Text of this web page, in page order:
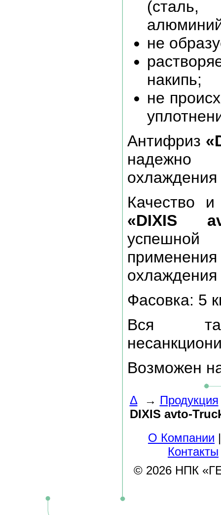
не
накипь;
не
Антифриз
надежно
охлаждения
Качество
«DIXIS
успешной
Фасовка: 5
Вся
Возможен
Δ→ Продукция
DIXIS avto-
О Компании
Контакты
© 2026 НПК